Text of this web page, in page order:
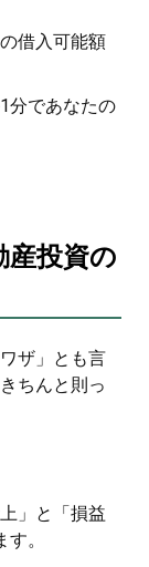
借入可能額
分であなたの
投資の
ザ」とも言
ちんと則っ
」と「損益
。